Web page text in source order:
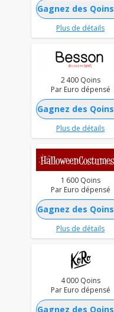
Gagnez des Qoins
Plus de détails
2 400 Qoins
Par Euro dépensé
Gagnez des Qoins
Plus de détails
1 600 Qoins
Par Euro dépensé
Gagnez des Qoins
Plus de détails
4 000 Qoins
Par Euro dépensé
Gagnez des Qoins